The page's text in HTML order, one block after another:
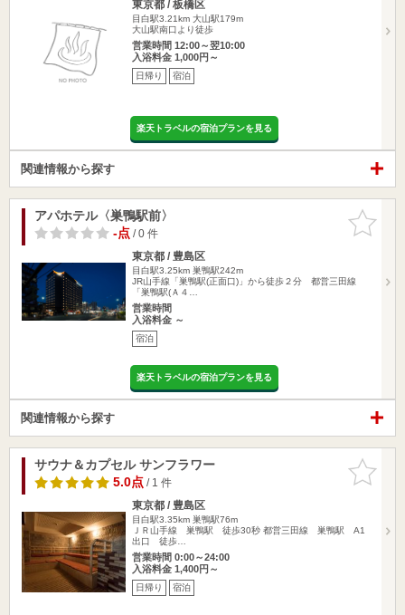
東京都 / 板橋区
目白駅3.21km 大山駅179m
大山駅南口より徒歩
営業時間 12:00～翌10:00
入浴料金 1,000円～
日帰り 宿泊
楽天トラベルの宿泊プランを見る
関連情報から探す
お気に入
りに追加
アパホテル〈巣鴨駅前〉
-点/ 0 件
東京都 / 豊島区
目白駅3.25km 巣鴨駅242m
JR山手線「巣鴨駅(正面口)」から徒歩２分 都営三田線
「巣鴨駅(Ａ４…
営業時間
入浴料金 ～
宿泊
楽天トラベルの宿泊プランを見る
関連情報から探す
お気に入
りに追加
サウナ＆カプセル サンフラワー
5.0点/ 1 件
東京都 / 豊島区
目白駅3.35km 巣鴨駅76m
ＪＲ山手線 巣鴨駅 徒歩30秒 都営三田線 巣鴨駅 A1
出口 徒歩…
営業時間 0:00～24:00
入浴料金 1,400円～
日帰り 宿泊